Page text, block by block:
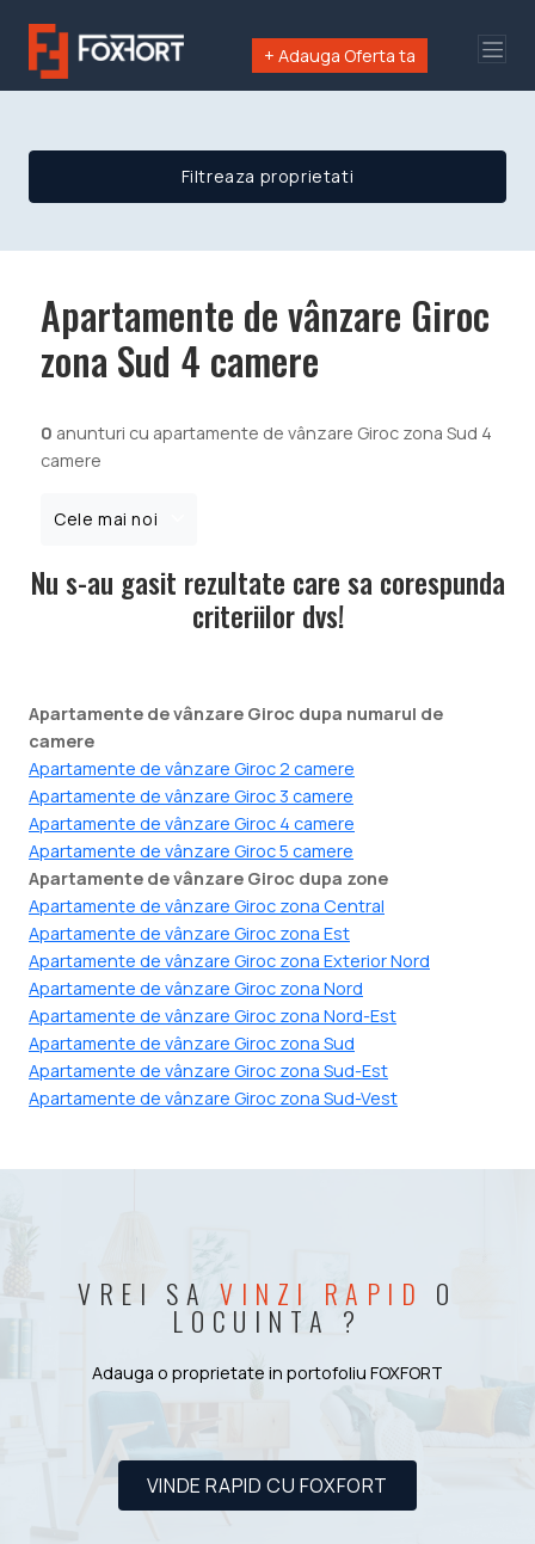
+ Adauga Oferta ta
Filtreaza proprietati
Apartamente de vânzare Giroc
zona Sud 4 camere
0 anunturi cu apartamente de vânzare Giroc zona Sud 4
camere
Cele mai noi
Nu s-au gasit rezultate care sa corespunda
criteriilor dvs!
Apartamente de vânzare Giroc dupa numarul de
camere
Apartamente de vânzare Giroc 2 camere
Apartamente de vânzare Giroc 3 camere
Apartamente de vânzare Giroc 4 camere
Apartamente de vânzare Giroc 5 camere
Apartamente de vânzare Giroc dupa zone
Apartamente de vânzare Giroc zona Central
Apartamente de vânzare Giroc zona Est
Apartamente de vânzare Giroc zona Exterior Nord
Apartamente de vânzare Giroc zona Nord
Apartamente de vânzare Giroc zona Nord-Est
Apartamente de vânzare Giroc zona Sud
Apartamente de vânzare Giroc zona Sud-Est
Apartamente de vânzare Giroc zona Sud-Vest
VREI SA VINZI RAPID O
LOCUINTA ?
Adauga o proprietate in portofoliu FOXFORT
VINDE RAPID CU FOXFORT